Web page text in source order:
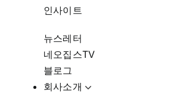
인사이트
뉴스레터
네오집스TV
블로그
회사소개